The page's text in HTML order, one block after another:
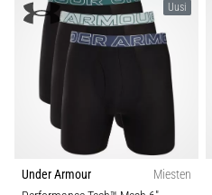
Uusi
Under Armour
Miesten